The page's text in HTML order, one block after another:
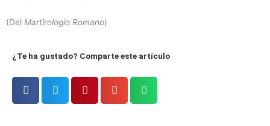
(Del Martirologio Romano)
¿Te ha gustado? Comparte este artículo